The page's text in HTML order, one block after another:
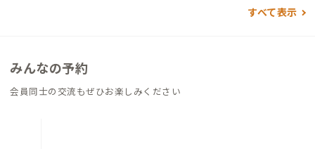
シェアハウス併設型の物件ですので、ADDress会員とシェアハ
で、関わる人たちで話し合い、より快適で楽しい空間を随時作り
上げていく「参加型家づくり」という点も特徴です。
すべて表示
みんなの予約
会員同士の交流もぜひお楽しみください